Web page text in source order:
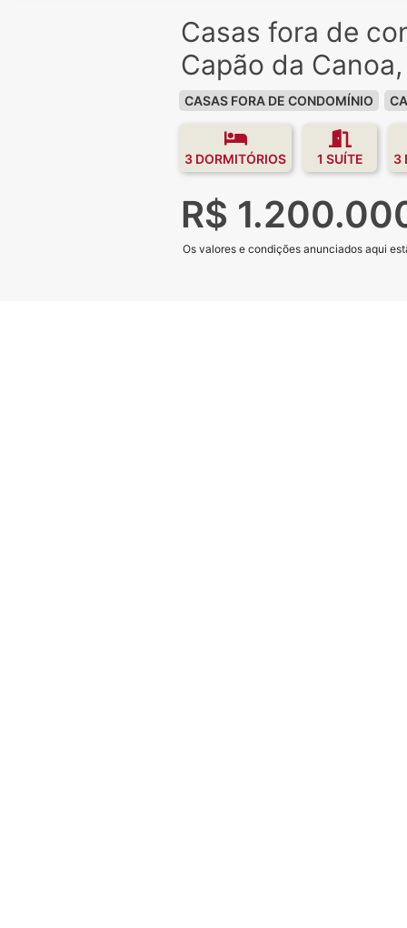
Casas fora de
Capão da
CASAS FORA DE CONDOMÍNIO
3 DORMITÓRIOS 1 SUÍTE 3
R$
Os valores e condições anunciados aqui